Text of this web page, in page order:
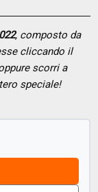
, composto da
cliccando il
scorri a
speciale!